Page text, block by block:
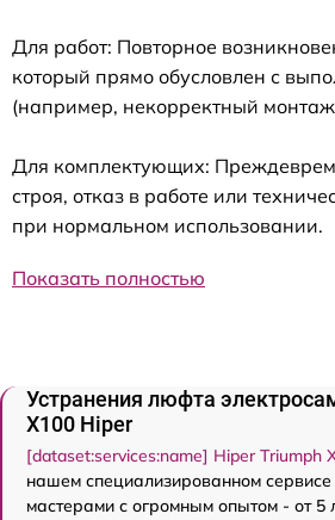
Для работ: Повторное
который прямо обусловлен с
(например, некорректный монтаж
Для комплектующих:
строя, отказ в работе или
при нормальном использовании.
Показать полностью
Устранения люфта
X100 Hiper
[dataset:services:name] Hiper Triumph
нашем специализированном
мастерами с огромным опытом - от 5